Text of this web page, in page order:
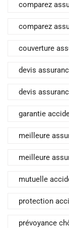
comparez
comparez
couverture
devis
devis
garantie
meilleure
meilleure
mutuelle
protection
prévoyance